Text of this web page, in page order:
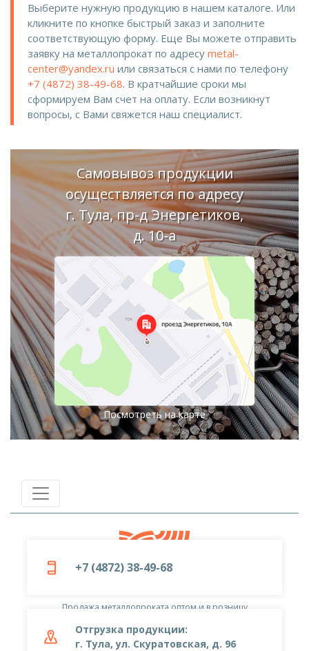
Выберите нужную продукцию в нашем каталоге. Или
кликните по кнопке быстрый заказ и заполните
соответствующую форму. Еще Вы можете отправить
заявку на металлопрокат по адресу metal-
center@yandex.ru или связаться с нами по телефону
+7 (4872) 38-49-68. В кратчайшие сроки мы
сформируем Вам счет на оплату. Если возникнут
вопросы, с Вами свяжется наш специалист.
Самовывоз продукции
осуществляется по адресу
г. Тула, пр-д Энергетиков,
д. 10-а
Посмотреть на карте
+7 (4872) 38-49-68
Отгрузка продукции:
г. Тула, ул. Скуратовская, д. 96
Продажа металлопроката оптом и в розницу